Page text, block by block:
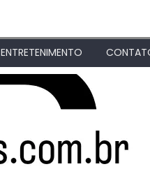
ENTRETENIMENTO